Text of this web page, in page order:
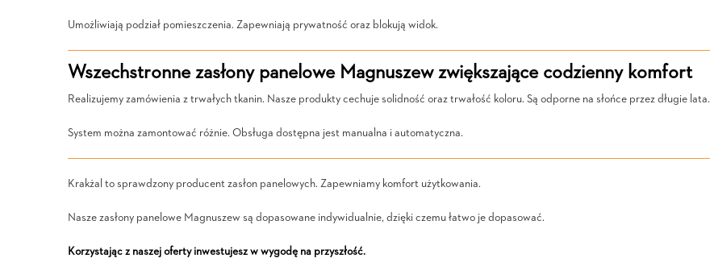
Umożliwiają podział pomieszczenia. Zapewniają prywatność oraz blokują widok.
Wszechstronne zasłony panelowe Magnuszew zwiększające codzienny komfort
Realizujemy zamówienia z trwałych tkanin. Nasze produkty cechuje solidność oraz trwałość koloru. Są odporne na słońce przez długie lata.
System można zamontować różnie. Obsługa dostępna jest manualna i automatyczna.
Krakżal to sprawdzony producent zasłon panelowych. Zapewniamy komfort użytkowania.
Nasze zasłony panelowe Magnuszew są dopasowane indywidualnie, dzięki czemu łatwo je dopasować.
Korzystając z naszej oferty inwestujesz w wygodę na przyszłość.